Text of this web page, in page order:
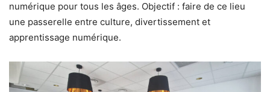
numérique pour tous les âges. Objectif : faire de ce lieu
une passerelle entre culture, divertissement et
apprentissage numérique.